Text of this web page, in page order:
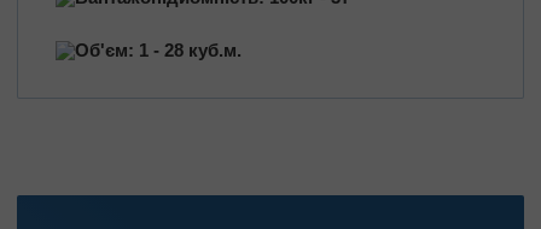
Об'єм: 1 - 28 куб.м.